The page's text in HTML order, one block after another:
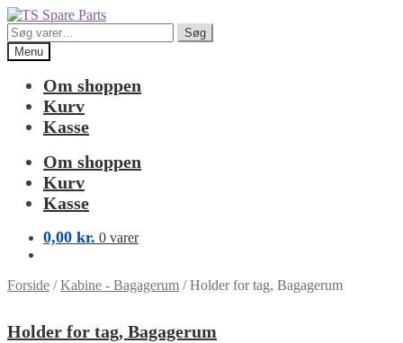
Spring
til
navigation
Spring
til
indhold
Søg
efter:
Søg
Menu
Om shoppen
Kurv
Kasse
Om shoppen
Kurv
Kasse
0,00 kr. 0 varer
Forside /Kabine - Bagagerum /Holder for tag, Bagagerum
Holder for tag, Bagagerum